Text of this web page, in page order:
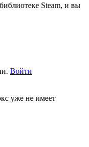
Steam, и вы
Войти
уже не имеет